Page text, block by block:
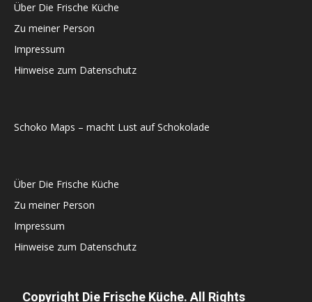
Über Die Frische Küche
Zu meiner Person
Impressum
Hinweise zum Datenschutz
Schoko Maps – macht Lust auf Schokolade
Über Die Frische Küche
Zu meiner Person
Impressum
Hinweise zum Datenschutz
Copyright Die Frische Küche. All Rights